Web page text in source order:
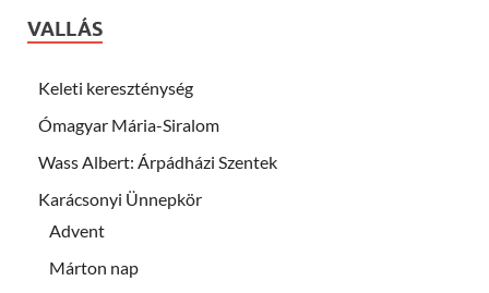
VALLÁS
Keleti kereszténység
Ómagyar Mária-Siralom
Wass Albert: Árpádházi Szentek
Karácsonyi Ünnepkör
Advent
Márton nap